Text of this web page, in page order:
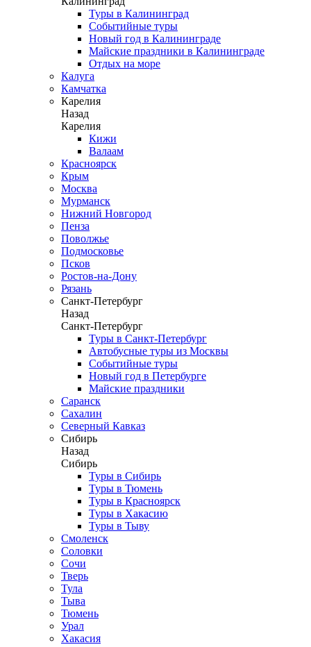
Туры в Калининград
Событийные туры
Новый год в Калининграде
Майские праздники в Калининграде
Отдых на море
Калуга
Камчатка
Карелия
Назад
Карелия
Кижи
Валаам
Красноярск
Крым
Москва
Мурманск
Нижний Новгород
Пенза
Поволжье
Подмосковье
Псков
Ростов-на-Дону
Рязань
Санкт-Петербург
Назад
Санкт-Петербург
Туры в Санкт-Петербург
Автобусные туры из Москвы
Событийные туры
Новый год в Петербурге
Майские праздники
Саранск
Сахалин
Северный Кавказ
Сибирь
Назад
Сибирь
Туры в Сибирь
Туры в Тюмень
Туры в Красноярск
Туры в Хакасию
Туры в Тыву
Смоленск
Соловки
Сочи
Тверь
Тула
Тыва
Тюмень
Урал
Хакасия